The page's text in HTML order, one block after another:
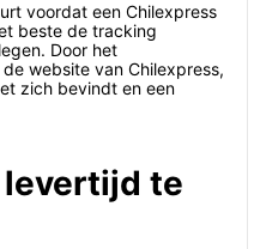
voordat een Chilexpress
beste de tracking
Door het
website van Chilexpress,
zich bevindt en een
levertijd te